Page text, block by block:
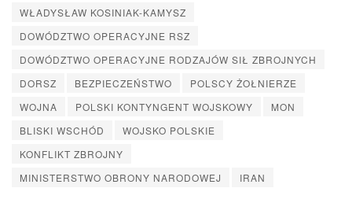
WŁADYSŁAW KOSINIAK-KAMYSZ
DOWÓDZTWO OPERACYJNE RSZ
DOWÓDZTWO OPERACYJNE RODZAJÓW SIŁ ZBROJNYCH
DORSZ
BEZPIECZEŃSTWO
POLSCY ŻOŁNIERZE
WOJNA
POLSKI KONTYNGENT WOJSKOWY
MON
BLISKI WSCHÓD
WOJSKO POLSKIE
KONFLIKT ZBROJNY
MINISTERSTWO OBRONY NARODOWEJ
IRAN